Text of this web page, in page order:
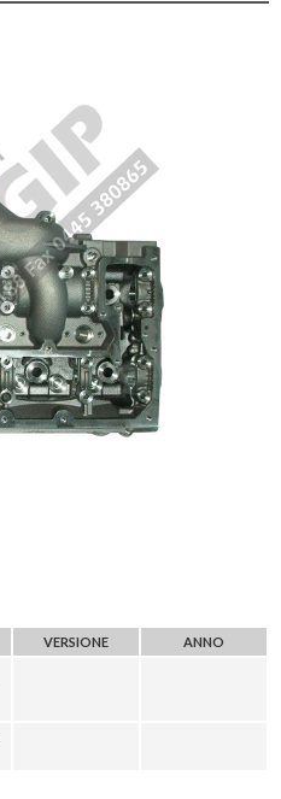
VERSIONE
ANNO